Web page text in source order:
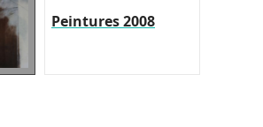
Peintures 2008